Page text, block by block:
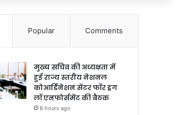
Popular Comments
मुख्य सचिव की अध्यक्षता में
हुई राज्य स्तरीय नेशनल
कोआर्डिनेशन सेंटर फॉर ड्रग
लॉ एनफोर्समेंट की बैठक
8 hours ago